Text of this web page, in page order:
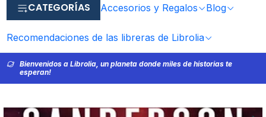
CATEGORÍAS Accesorios y Regalos Blog
Recomendaciones de las libreras de Librolia
Bienvenidos a Librolia, un planeta donde miles de historias te
esperan!